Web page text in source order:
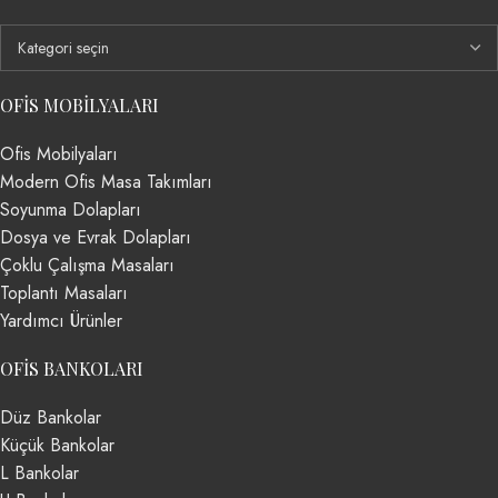
OFIS MOBILYALARI
Ofis Mobilyaları
Modern Ofis Masa Takımları
Soyunma Dolapları
Dosya ve Evrak Dolapları
Çoklu Çalışma Masaları
Toplantı Masaları
Yardımcı Ürünler
OFIS BANKOLARI
Düz Bankolar
Küçük Bankolar
L Bankolar